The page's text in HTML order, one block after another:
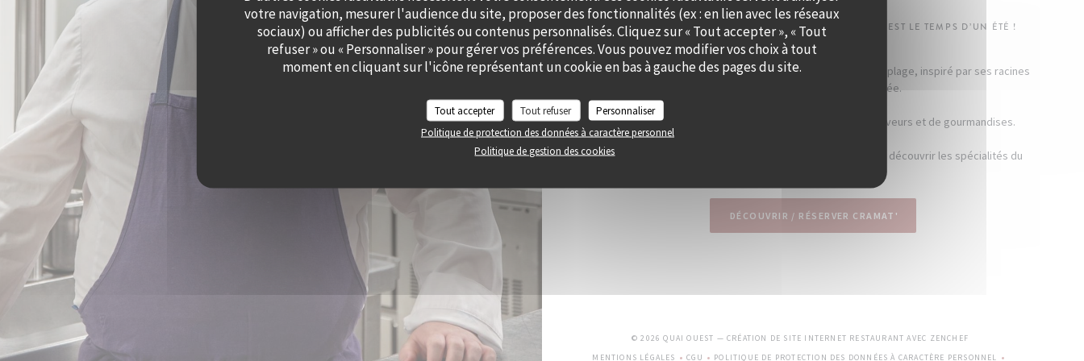
votre navigation, mesurer l'audience du site, proposer des fonctionnalités (ex : en lien avec les réseaux
sociaux) ou afficher des publicités ou contenus personnalisés. Cliquez sur « Tout accepter », « Tout
refuser » ou « Personnaliser » pour gérer vos préférences. Vous pouvez modifier vos choix à tout
moment en cliquant sur l'icône représentant un cookie en bas à gauche des pages du site.
Tout accepter Tout refuser
Personnaliser
Politique de protection des données à caractère personnel
Politique de gestion des cookies
LE CHEF ALEXY ALGAR-DENOS S’INSTALLE À QUAI OUEST LE TEMPS D’UN ÉTÉ !
Le Chef a imaginé Cramat’, comme un restaurant de bord de plage, inspiré par ses racines
catalanes et son humeur ensoleillée.
Chez Cramat’, la cuisine sent bon l’été et est pleine de saveurs et de gourmandises.
Tous les jours, nous allumons nos braséros pour vous faire découvrir les spécialités du
DÉCOUVRIR / RÉSERVER CRAMAT'
© 2026 QUAI OUEST — CRÉATION DE SITE INTERNET RESTAURANT AVEC ZENCHEF((OUVRE UNE NOUVELLE
MENTIONS LÉGALES
CGU
POLITIQUE DE PROTECTION DES DONNÉES À CARACTÈRE PERSONNEL